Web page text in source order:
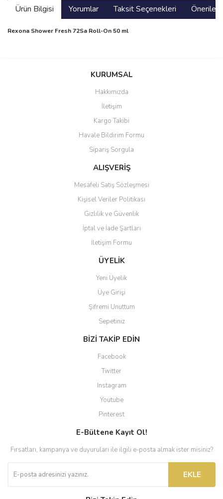
Ürün Bilgisi Yorumlar Taksit Seçenekleri
Rexona Shower Fresh 72Sa Roll-On 50 ml
Bu ürüne ilk yorumu siz yapın!
Yorum Yaz
Ürün resmi kalitesiz, bozuk veya görüntülenemiyor.
Ürün açıklamasında eksik bilgiler bulunuyor.
Ürün bilgilerinde hatalar bulunuyor.
Ürün fiyatı diğer sitelerden daha pahalı.
Bu ürüne benzer farklı alternatifler olmalı.
Gönder
KURUMSAL
Hakkımızda
İletişim
Kargo Takibi
Havale Bildirim Formu
Sipariş Sorgula
ALIŞVERİŞ
Mesafeli Satış Sözleşmesi
Kişisel Veriler Politikası
Gizlilik ve Güvenlik
İptal ve İade Şartları
İletişim Formu
ÜYELİK
Yeni Üyelik
Üye Girişi
Şifremi Unuttum
Sepetiniz
BİZİ TAKİP EDİN
Facebook
Twitter
Instagram
Youtube
Pinterest
E-Bültene Kayıt Ol!
Fırsatları, kampanya ve duyuruları ile ilgili e-posta almak ister misiniz?
EKLE